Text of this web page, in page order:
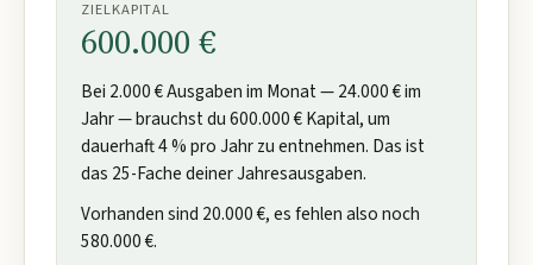
ZIELKAPITAL
600.000 €
Bei 2.000 € Ausgaben im Monat — 24.000 € im
Jahr — brauchst du 600.000 € Kapital, um
dauerhaft 4 % pro Jahr zu entnehmen. Das ist
das 25-Fache deiner Jahresausgaben.
Vorhanden sind 20.000 €, es fehlen also noch
580.000 €.